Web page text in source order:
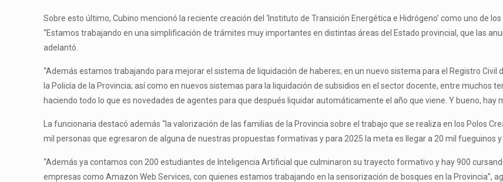
Sobre esto último, Cubino mencionó la reciente creación del ‘Instituto de Transición Energética e Hidrógeno’ como uno de
“Estamos trabajando en una simplificación de trámites muy importantes en distintas áreas del Estado provincial, que las
adelantó.
“Además estamos trabajando para mejorar el sistema de liquidación de haberes; en un nuevo sistema para el Registro Civil
la Policía de la Provincia; así como en nuevos sistemas para la liquidación de subsidios en el sector docente, entre muchos
haciendo todo lo que es novedades de agentes para que después liquidar automáticamente el año que viene. Y bueno, hay
La funcionaria destacó además “la valorización de las familias de la Provincia sobre el trabajo que se realiza en los Polos
mil personas que egresaron de alguna de nuestras propuestas formativas y para 2025 la meta es llegar a 20 mil fueguinos y
“Además ya contamos con 200 estudiantes de Inteligencia Artificial que culminaron su trayecto formativo y hay 900
empresas como Amazon Web Services, con quienes estamos trabajando en la sensorización de bosques en la Provincia”,